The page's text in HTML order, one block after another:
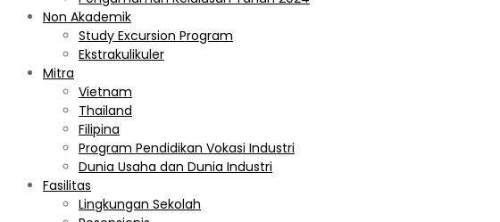
Non Akademik
Study Excursion Program
Ekstrakulikuler
Mitra
Vietnam
Thailand
Filipina
Program Pendidikan Vokasi Industri
Dunia Usaha dan Dunia Industri
Fasilitas
Lingkungan Sekolah